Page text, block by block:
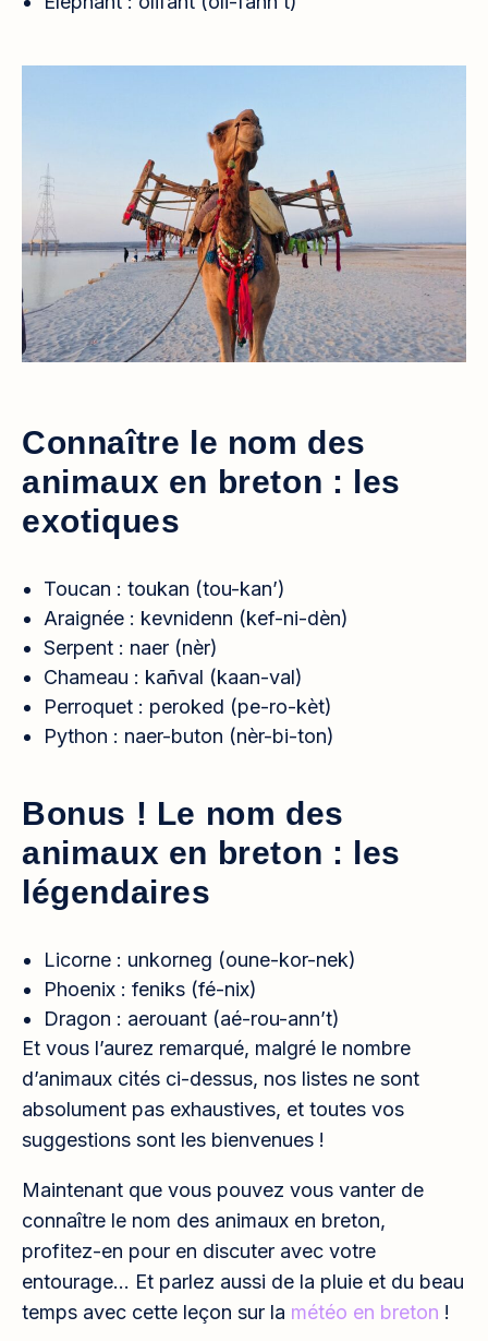
Connaître le nom des
animaux en breton : les
exotiques
Toucan : toukan (tou-kan’)
Araignée : kevnidenn (kef-ni-dèn)
Serpent : naer (nèr)
Chameau : kañval (kaan-val)
Perroquet : peroked (pe-ro-kèt)
Python : naer-buton (nèr-bi-ton)
Bonus ! Le nom des
animaux en breton : les
légendaires
Licorne : unkorneg (oune-kor-nek)
Phoenix : feniks (fé-nix)
Dragon : aerouant (aé-rou-ann’t)
Et vous l’aurez remarqué, malgré le nombre
d’animaux cités ci-dessus, nos listes ne sont
absolument pas exhaustives, et toutes vos
suggestions sont les bienvenues !
Maintenant que vous pouvez vous vanter de
connaître le nom des animaux en breton,
profitez-en pour en discuter avec votre
entourage… Et parlez aussi de la pluie et du beau
temps avec cette leçon sur la météo en breton !